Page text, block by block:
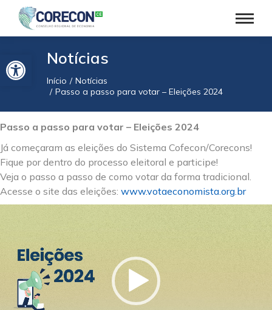
Barra de Ferramentas AbertaNotícias
Você está aqui:
Início
Notícias
Passo a passo para votar – Eleições 2024
Passo a passo para votar – Eleições 2024
Já começaram as eleições do Sistema Cofecon/Corecons!
Fique por dentro do processo eleitoral e participe!
Veja o passo a passo de como votar da forma tradicional.
Acesse o site das eleições: www.votaeconomista.org.br